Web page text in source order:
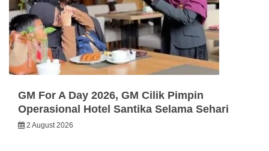
GM For A Day 2026, GM Cilik Pimpin
Operasional Hotel Santika Selama Sehari
2 August 2026